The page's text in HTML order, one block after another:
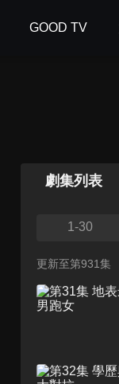
GOOD TV
劇集列表
1-30
更新至第931集